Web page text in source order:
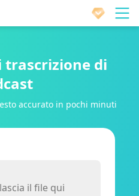
trascrizione di
accurato in pochi minuti
il file qui